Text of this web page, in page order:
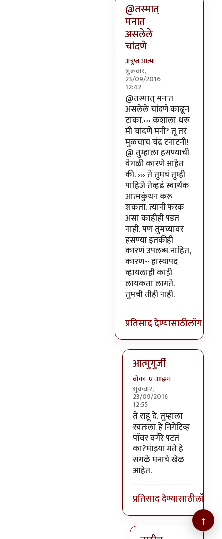
@तस्मात्
मनात
असलेले
चांदणे
अत्रुप्त आत्मा
शुक्रवार,
23/09/2016
12:42
In reply toया भोपळ्याची
@तस्मात् मनात
असलेले चांदणे काढून
टाका.››› कशाला धरू
मी चांदणे मनी? तू तर
मुळचाच चंद्र टनाटनी!
@ तुम्हाला हसण्याची
वेगळी कारणे आहेत
की. ››› ते तुमचं तुम्ही
पाहिजे तेव्हढं स्वार्थक
आत्मकुंथन करू
शकता. त्यानी फरक
असा काहीही पडत
नाही. पण तुमच्यावर
हसण्या इतकीही
कारणं उपलब्ध नाहित,
कारण~ हास्यापद
व्हायलाही काही
लायकता लागते.
तुमची तीही नाही.
प्रतिसाद देण्यासाठीलॉग इन
आत्मुगुर्जी
बोका-ए-आझम
शुक्रवार,
23/09/2016
12:55
In reply to@तस्मात्
ते राहू दे. तुम्हाला
स्वतःला हे निगेटिव्ह
पाॅवर वगैरे पटतं
का?माझ्या मते हे
सगळे मनाचे खेळ
आहेत.
प्रतिसाद देण्यासाठीलॉग
↑